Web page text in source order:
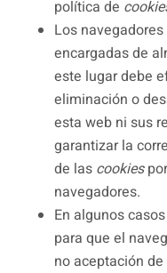
política de
Los
encargadas de
este lugar debe
eliminación o
esta web ni sus
garantizar la
de las cookies
navegadores.
En algunos
para que el
no aceptación